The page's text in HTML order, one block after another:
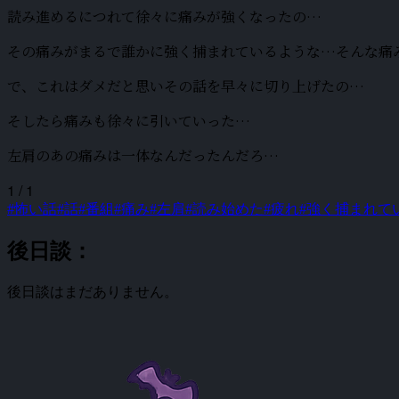
読み進めるにつれて徐々に痛みが強くなったの…
その痛みがまるで誰かに強く捕まれているような…そんな痛
で、これはダメだと思いその話を早々に切り上げたの…
そしたら痛みも徐々に引いていった…
左肩のあの痛みは一体なんだったんだろ…
1 / 1
#怖い話#話#番組#痛み#左肩#読み始めた#疲れ#強く捕まれて
後日談：
後日談はまだありません。